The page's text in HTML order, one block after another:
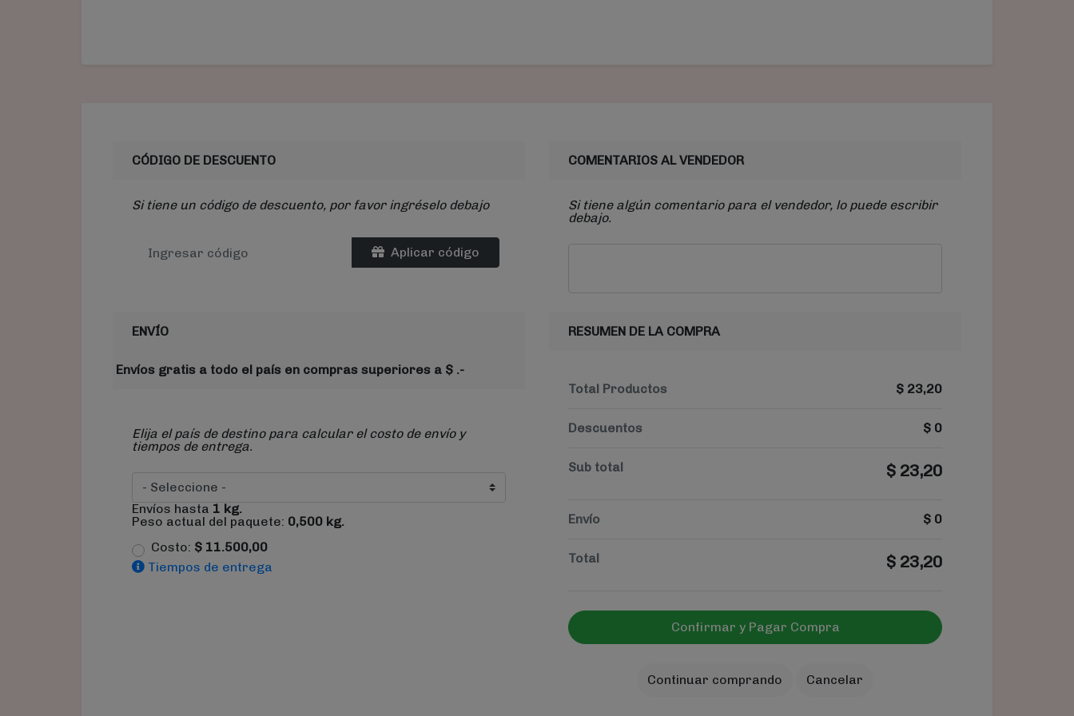
CÓDIGO DE DESCUENTO
Si tiene un código de descuento, por favor ingréselo debajo
Aplicar código
ENVÍO
Envíos gratis a todo el país en compras superiores a $ .-
Elija el país de destino para calcular el costo de envío y
tiempos de entrega.
Envíos hasta 1 kg.
Peso actual del paquete: 0,500 kg.
Costo: $ 11.500,00
Tiempos de entrega
COMENTARIOS AL VENDEDOR
Si tiene algún comentario para el vendedor, lo puede escribir
debajo.
RESUMEN DE LA COMPRA
Total Productos $ 23,20
Descuentos $ 0
Sub total $ 23,20
Envío $ 0
Total $ 23,20
Confirmar y Pagar Compra
Continuar comprando Cancelar